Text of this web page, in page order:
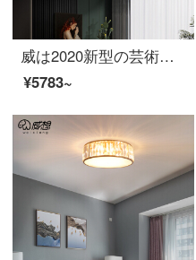
威は2020新型の芸術の客のレストランの照明が奢侈なアイデアの寝室の書斎の明かりの家庭用大気の水晶を思って明かりのステンレスの8頭を吸い込みます-直径の50 cm-三色の光源を送ります
¥5783~